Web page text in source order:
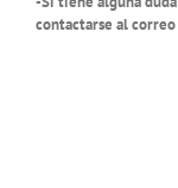
contactarse al correo